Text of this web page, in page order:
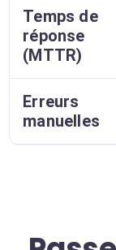
Temps de
réponse
(MTTR)
Erreurs
manuelles